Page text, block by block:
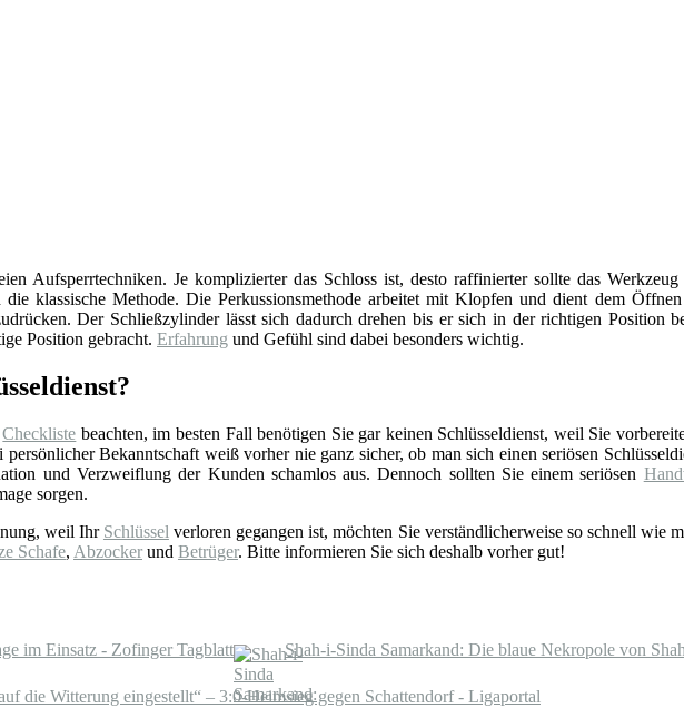
Aufsperrtechniken. Je komplizierter das Schloss ist, desto raffinierter sollte das
die klassische Methode. Die Perkussionsmethode arbeitet mit Klopfen und dient dem
Der Schließzylinder lässt sich dadurch drehen bis er sich in der richtigen Position
Position gebracht. Erfahrung und Gefühl sind dabei besonders wichtig.
Checkliste beachten, im besten Fall benötigen Sie gar keinen Schlüsseldienst, weil Sie
Bekanntschaft weiß vorher nie ganz sicher, ob man sich einen seriösen
und Verzweiflung der Kunden schamlos aus. Dennoch sollten Sie einem seriösen
sorgen.
weil Ihr Schlüssel verloren gegangen ist, möchten Sie verständlicherweise so schnell wie
Schafe, Abzocker und Betrüger. Bitte informieren Sie sich deshalb vorher gut!
im Einsatz - Zofinger Tagblatt Shah-i-Sinda Samarkand: Die blaue Nekropole von
die Witterung eingestellt“ – 3:0-Heimsieg gegen Schattendorf - Ligaportal